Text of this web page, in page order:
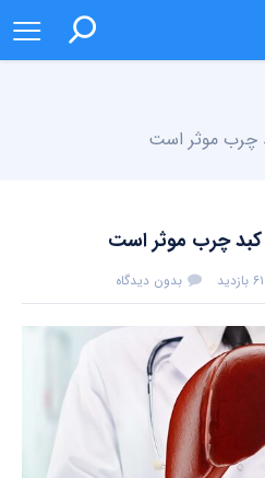
چرب موثر است
کبد چرب موثر است
۶۱ بازدید بدون دیدگاه